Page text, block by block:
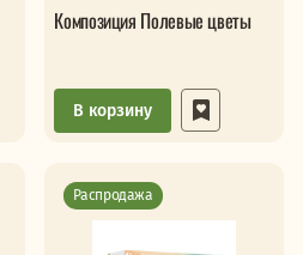
Композиция Полевые цветы
В корзину
Распродажа